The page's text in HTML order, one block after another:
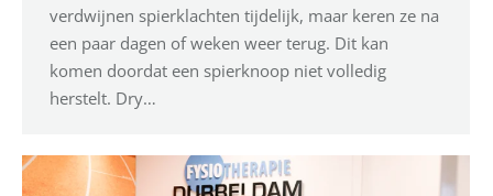
verdwijnen spierklachten tijdelijk, maar keren ze na
een paar dagen of weken weer terug. Dit kan
komen doordat een spierknoop niet volledig
herstelt. Dry…